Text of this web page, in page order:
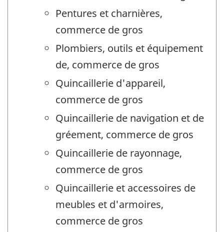
Pentures et charnières,
commerce de gros
Plombiers, outils et équipement
de, commerce de gros
Quincaillerie d'appareil,
commerce de gros
Quincaillerie de navigation et de
gréement, commerce de gros
Quincaillerie de rayonnage,
commerce de gros
Quincaillerie et accessoires de
meubles et d'armoires,
commerce de gros